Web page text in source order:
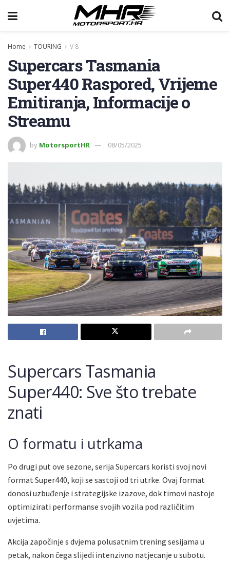
Home TOURING V 8
Supercars Tasmania
Super440 Raspored, Vrijeme
Emitiranja, Informacije o
Streamu
by MotorsportHR 08/05/2025
Supercars Tasmania
Super440: Sve što trebate
znati
O formatu i utrkama
Po drugi put ove sezone, serija Supercars koristi svoj novi
format Super440, koji se sastoji od tri utrke. Ovaj format
donosi uzbuđenje i strategijske izazove, dok timovi nastoje
optimizirati performanse svojih vozila pod različitim
uvjetima.
Akcija započinje s dvjema polusatnim trening sesijama u
petak, nakon čega slijedi intenzivno natjecanje u subotu.